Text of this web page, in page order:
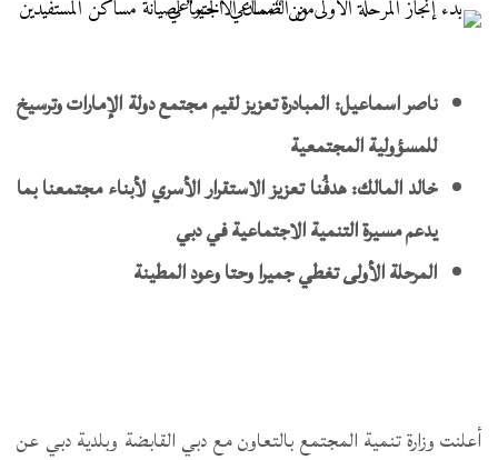
ناصر اسماعيل: المبادرة تعزيز لقيم مجتمع دولة الإمارات وترسيخ
للمسؤولية المجتمعية
خالد المالك: هدفُنا تعزيز الاستقرار الأسري لأبناء مجتمعنا بما
يدعم مسيرة التنمية الاجتماعية في دبي
المرحلة الأولى تغطي جميرا وحتا وعود المطينة
أعلنت وزارة تنمية المجتمع بالتعاون مع دبي القابضة وبلدية دبي عن